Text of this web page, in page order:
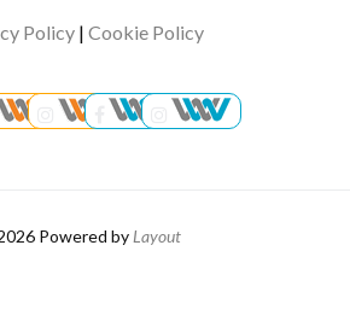
Policy| Cookie Policy
Powered by Layout